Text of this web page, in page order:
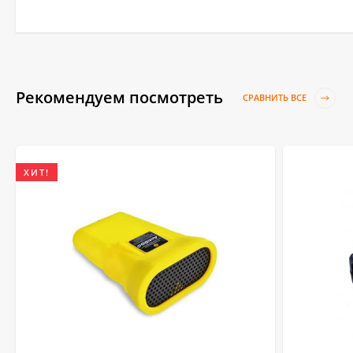
Рекомендуем посмотреть СРАВНИТЬ ВСЕ
ХИТ!